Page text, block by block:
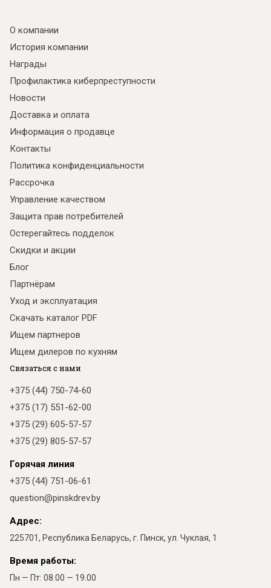
Я ознакомлен с
обработки персональных данных и
О компании
История компании
Награды
Профилактика киберпреступности
Новости
Доставка и оплата
Информация о продавце
Контакты
Политика конфиденциальности
Рассрочка
Управление качеством
Защита прав потребителей
Остерегайтесь подделок
Скидки и акции
Блог
Партнёрам
Уход и эксплуатация
Скачать каталог PDF
Ищем партнеров
Ищем дилеров по кухням
Связаться с нами
+375 (44) 750-74-60
+375 (17) 551-62-00
+375 (29) 605-57-57
+375 (29) 805-57-57
Горячая линия
+375 (44) 751-06-61
question@pinskdrev.by
Адрес:
225701, Республика Беларусь, г. Пинск, ул. Чуклая, 1
Время работы:
Пн — Пт: 08.00 — 19.00